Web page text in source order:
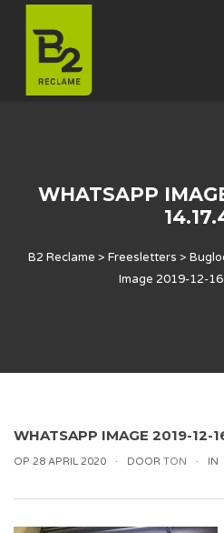
WHATSAPP
B2 Reclame > Freesletters >
Image 2019-12-
WHATSAPP IMAGE 2019-12-
OP 28 APRIL 2020 DOOR TON IN